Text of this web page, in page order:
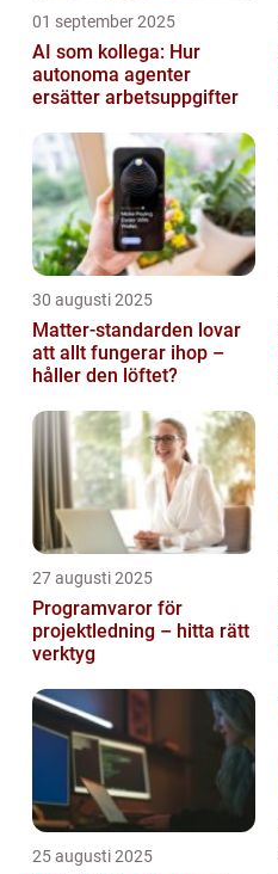
01 september 2025
AI som kollega: Hur
autonoma agenter
ersätter arbetsuppgifter
30 augusti 2025
Matter-standarden lovar
att allt fungerar ihop –
håller den löftet?
27 augusti 2025
Programvaror för
projektledning – hitta rätt
verktyg
25 augusti 2025